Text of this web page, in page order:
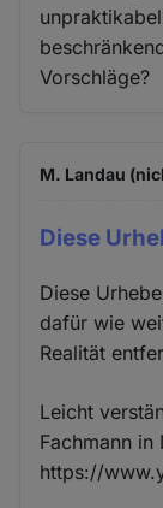
Vorschläge?
M. Landau
Diese
Diese
dafür wie
Realität
Leicht
Fachmann in
https://